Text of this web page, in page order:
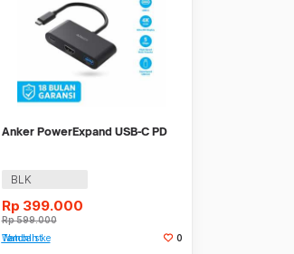
Anker PowerExpand USB-C PD
BLK
Rp 399.000
Rp599.000
Tambah ke Watchlist
0